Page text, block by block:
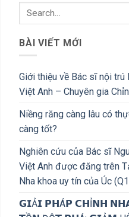
BÀI VIẾT MỚI
Giới thiệu về Bác sĩ nội trú
Việt Anh – Chuyên gia
Niềng răng càng lâu có
càng tốt?
Nghiên cứu của Bác sĩ
Việt Anh được đăng trên
Nha khoa uy tín của Úc
𝗚𝗜Ả𝗜 𝗣𝗛Á𝗣 𝗖𝗛Ỉ𝗡𝗛